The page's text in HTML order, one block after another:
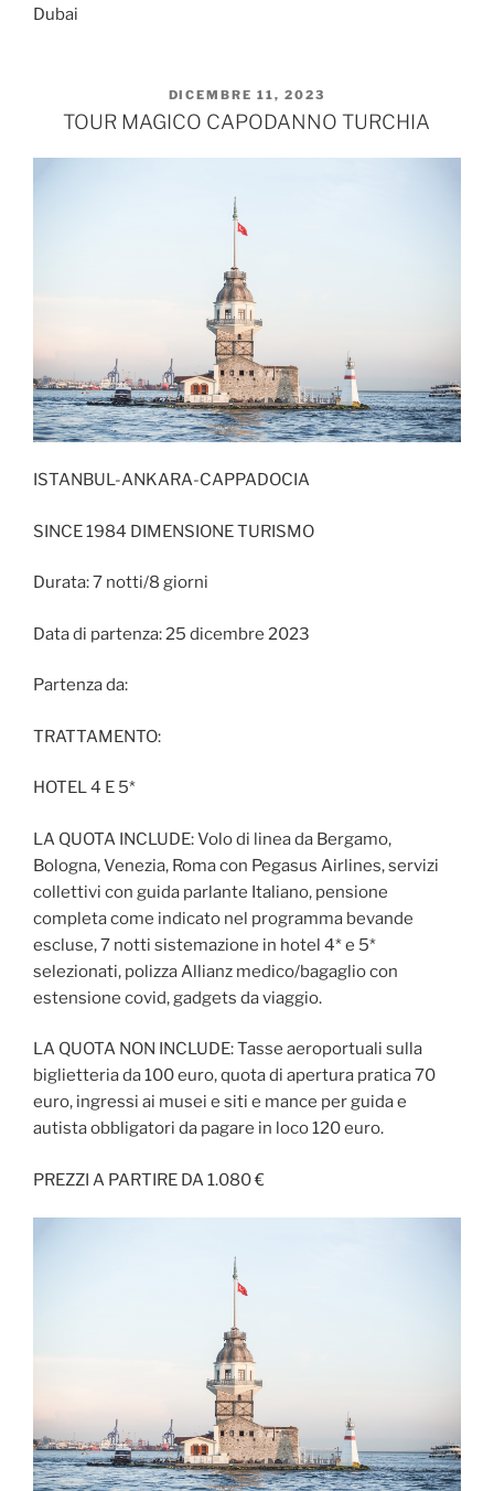
Dubai
PUBBLICATO
IL
DICEMBRE 11, 2023
TOUR MAGICO CAPODANNO TURCHIA
ISTANBUL-ANKARA-CAPPADOCIA
SINCE 1984 DIMENSIONE TURISMO
Durata: 7 notti/8 giorni
Data di partenza: 25 dicembre 2023
Partenza da:
TRATTAMENTO:
HOTEL 4 E 5*
LA QUOTA INCLUDE: Volo di linea da Bergamo,
Bologna, Venezia, Roma con Pegasus Airlines, servizi
collettivi con guida parlante Italiano, pensione
completa come indicato nel programma bevande
escluse, 7 notti sistemazione in hotel 4* e 5*
selezionati, polizza Allianz medico/bagaglio con
estensione covid, gadgets da viaggio.
LA QUOTA NON INCLUDE: Tasse aeroportuali sulla
biglietteria da 100 euro, quota di apertura pratica 70
euro, ingressi ai musei e siti e mance per guida e
autista obbligatori da pagare in loco 120 euro.
PREZZI A PARTIRE DA 1.080 €